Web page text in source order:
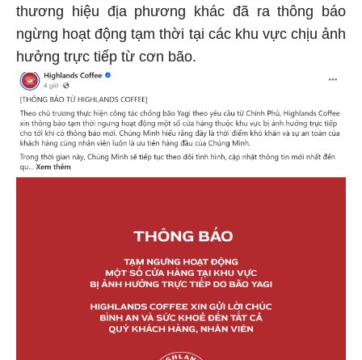
thương hiệu địa phương khác đã ra thông báo
ngừng hoạt động tạm thời tại các khu vực chịu ảnh
hưởng trực tiếp từ cơn bão.